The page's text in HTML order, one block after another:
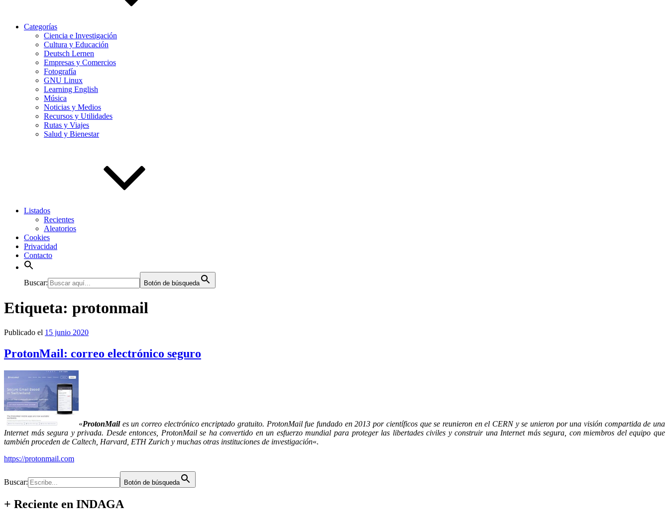
Categorías
Ciencia e Investigación
Cultura y Educación
Deutsch Lernen
Empresas y Comercios
Fotografía
GNU Linux
Learning English
Música
Noticias y Medios
Recursos y Utilidades
Rutas y Viajes
Salud y Bienestar
Listados
Recientes
Aleatorios
Cookies
Privacidad
Contacto
Buscar: Botón de búsqueda
Etiqueta: protonmail
Publicado el 15 junio 2020
ProtonMail: correo electrónico seguro
«ProtonMailes un correo electrónico encriptado gratuito. ProtonMail fue fundado en 2013 por científicos que se reunieron en el CERN y se unieron por una visión compartida de una
Internet más segura y privada. Desde entonces, ProtonMail se ha convertido en un esfuerzo mundial para proteger las libertades civiles y construir una Internet más segura, con miembros del equipo que
también proceden de Caltech, Harvard, ETH Zurich y muchas otras instituciones de investigación«.
https://protonmail.com
Buscar: Botón de búsqueda
+ Reciente en INDAGA